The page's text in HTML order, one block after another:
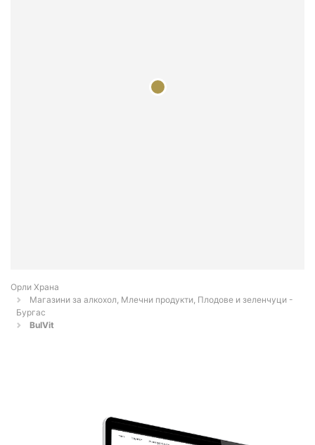
Орли Храна
Магазини за алкохол, Млечни продукти, Плодове и зеленчуци -
Бургас
BulVit